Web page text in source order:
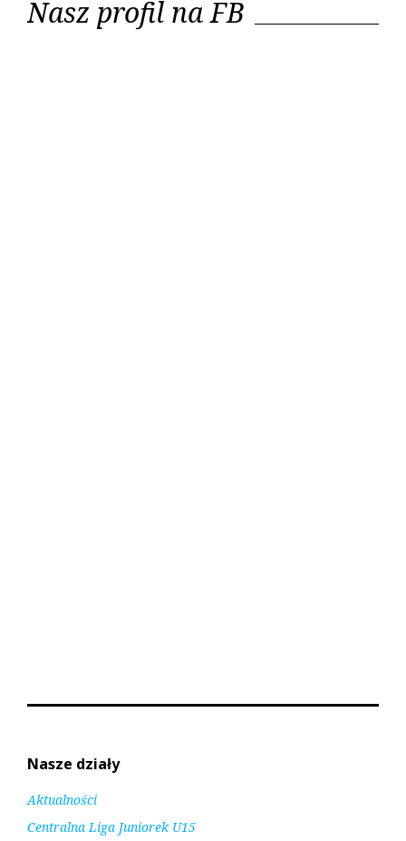
Nasz profil na FB
Nasze działy
Aktualności
Centralna Liga Juniorek U15